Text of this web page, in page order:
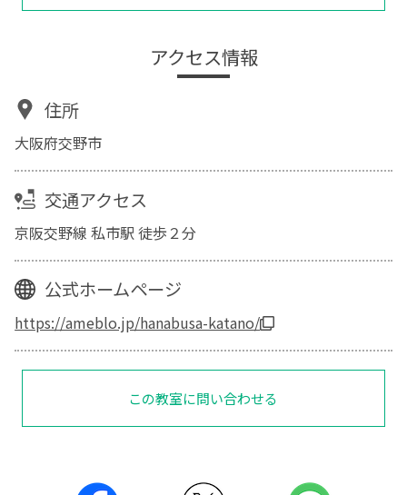
アクセス情報
住所
大阪府交野市
交通アクセス
京阪交野線 私市駅 徒歩２分
公式ホームページ
https://ameblo.jp/hanabusa-katano/
この教室に問い合わせる